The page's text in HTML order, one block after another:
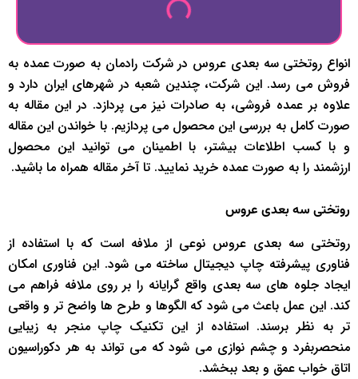
انواع روتختی سه بعدی عروس در شرکت رادمان به صورت عمده به
فروش می رسد. این شرکت، چندین شعبه در شهرهای ایران دارد و
علاوه بر عمده فروشی، به صادرات نیز می پردازد. در این مقاله به
صورت کامل به بررسی این محصول می ­پردازیم. با خواندن این مقاله
و با کسب اطلاعات بیشتر، با اطمینان می توانید این محصول
ارزشمند را به صورت عمده خرید نمایید. تا آخر مقاله همراه ما باشید.
روتختی سه بعدی عروس
روتختی سه بعدی عروس نوعی از ملافه است که با استفاده از
فناوری پیشرفته چاپ دیجیتال ساخته می شود. این فناوری امکان
ایجاد جلوه های سه بعدی واقع گرایانه را بر روی ملافه فراهم می
کند. این عمل باعث می شود که الگوها و طرح ها واضح تر و واقعی
تر به نظر برسند. استفاده از این تکنیک چاپ منجر به زیبایی
منحصربفرد و چشم نوازی می شود که می تواند به هر دکوراسیون
اتاق خواب عمق و بعد ببخشد.